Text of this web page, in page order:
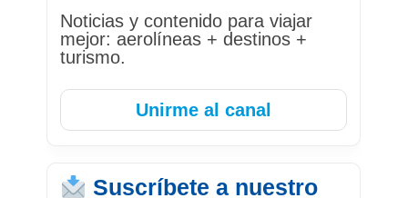
Noticias y contenido para viajar
mejor: aerolíneas + destinos +
turismo.
Unirme al canal
Suscríbete a nuestro